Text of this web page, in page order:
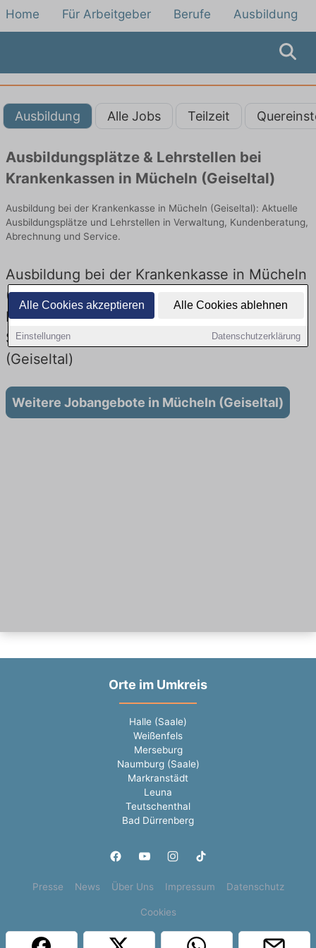
Alle Cookies akzeptieren Alle Cookies ablehnen
Einstellungen Datenschutzerklärung
Home Für Arbeitgeber Berufe Ausbildung
Ausbildung Alle Jobs Teilzeit
Ausbildungsplätze & Lehrstellen bei
Krankenkassen in Mücheln (Geiseltal)
Ausbildung bei der Krankenkasse in Mücheln (Geiseltal): Aktuelle
Ausbildungsplätze und Lehrstellen in Verwaltung, Kundenberatung,
Abrechnung und Service.
Ausbildung bei der Krankenkasse in Mücheln
(Geiseltal) – Ausbildungsplätze und
Lehrstellen: Aktuell gibt es keine
Stellenangebote für Ausbildung in Mücheln
(Geiseltal)
Weitere Jobangebote in Mücheln (Geiseltal)
Orte im Umkreis
Halle (Saale)
Weißenfels
Merseburg
Naumburg (Saale)
Markranstädt
Leuna
Teutschenthal
Bad Dürrenberg
Presse News Über Uns Impressum Datenschutz
Cookies